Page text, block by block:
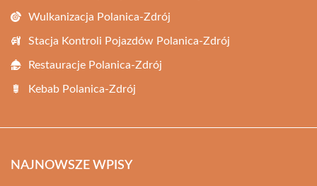
Wulkanizacja Polanica-Zdrój
Stacja Kontroli Pojazdów Polanica-Zdrój
Restauracje Polanica-Zdrój
Kebab Polanica-Zdrój
NAJNOWSZE WPISY